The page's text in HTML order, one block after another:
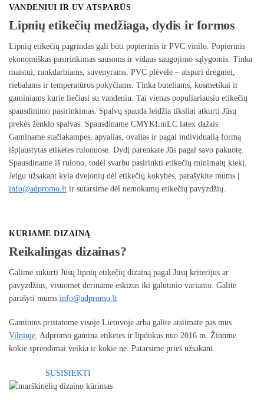
VANDENIUI IR UV ATSPARŪS
Lipnių etikečių medžiaga, dydis ir formos
Lipnių etikečių pagrindas gali būti popierinis ir PVC vinilo. Popierinis
ekonomiškas pasirinkimas sausoms ir vidaus saugojimo sąlygomis. Tinka
maistui, rankdarbiams, suvenyrams. PVC plėvelė – atspari drėgmei,
riebalams ir temperatūros pokyčiams. Tinka buteliams, kosmetikai ir
gaminiams kurie liečiasi su vandeniu. Tai vienas populiariausiu etikečių
spausdinimo pasirinkimas. Spalvų spauda leidžia tiksliai atkurti Jūsų
prekės ženklo spalvas. Spausdiname CMYKLmLC latex dažais.
Gaminame stačiakampes, apvalias, ovalias ir pagal individualią formą
išpjaustytas etiketes rulonuose. Dydį parenkate Jūs pagal savo pakuotę.
Spausdiname iš rulono, todėl svarbu pasirinkti etikečių minimalų kiekį.
Jeigu užsakant kyla dvejonių dėl etikečių kokybės, parašykite mums į
info@adpromo.lt ir sutarsime dėl nemokamų etikečių pavyzdžių.
KURIAME DIZAINĄ
Reikalingas dizainas?
Galime sukurti Jūsų lipnių etikečių dizainą pagal Jūsų kriterijus ar
pavyzdžius, visuomet deriname eskizus iki galutinio varianto. Galite
parašyti mums info@adpromo.lt
Gaminius pristatome visoje Lietuvoje arba galite atsiimate pas mus
Vilniuje. Adpromo gamina etiketes ir lipdukus nuo 2016 m. Žinome
kokie sprendimai veikia ir kokie ne. Patarsime prieš užsakant.
SUSISIEKTI